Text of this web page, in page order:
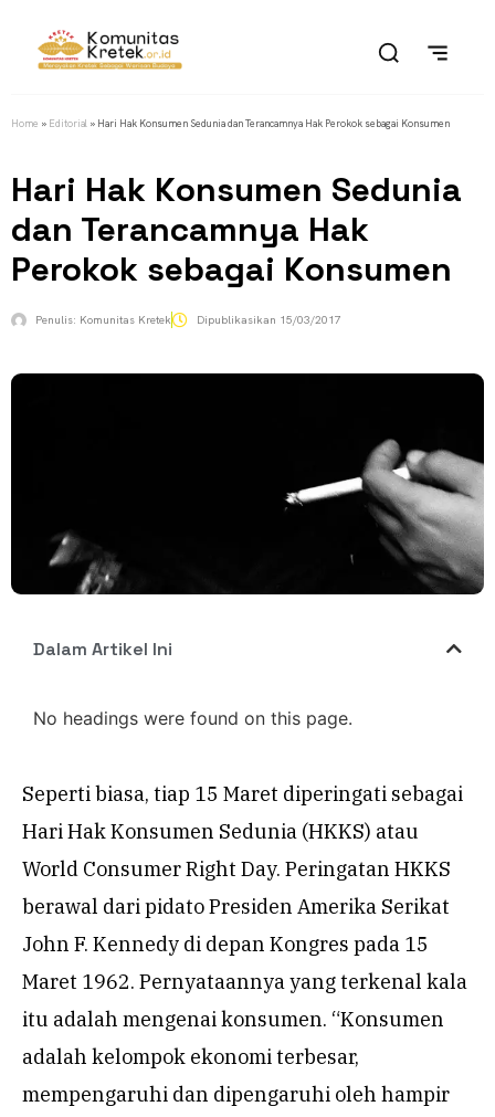
Home » Editorial » Hari Hak Konsumen Sedunia dan Terancamnya Hak Perokok sebagai Konsumen
Hari Hak Konsumen Sedunia
dan Terancamnya Hak
Perokok sebagai Konsumen
Penulis: Komunitas Kretek Dipublikasikan 15/03/2017
Dalam Artikel Ini
No headings were found on this page.
Seperti biasa, tiap 15 Maret diperingati sebagai
Hari Hak Konsumen Sedunia (HKKS) atau
World Consumer Right Day. Peringatan HKKS
berawal dari pidato Presiden Amerika Serikat
John F. Kennedy di depan Kongres pada 15
Maret 1962. Pernyataannya yang terkenal kala
itu adalah mengenai konsumen. “Konsumen
adalah kelompok ekonomi terbesar,
mempengaruhi dan dipengaruhi oleh hampir